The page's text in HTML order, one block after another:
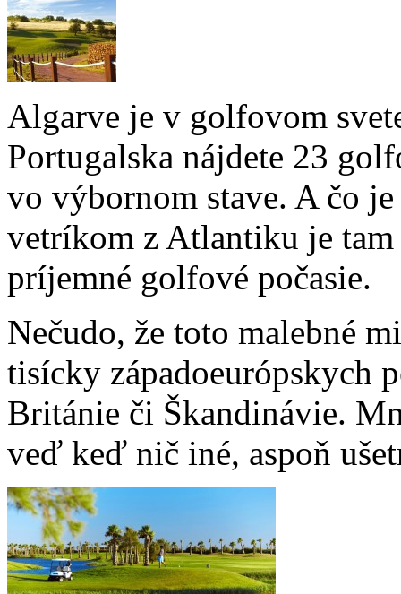
Algarve je v golfovom
Portugalska nájdete 23
vo výbornom stave. A čo
vetríkom z Atlantiku je
príjemné golfové počasie.
Nečudo, že toto malebné
tisícky západoeurópskych
Británie či Škandinávie.
veď keď nič iné, aspoň